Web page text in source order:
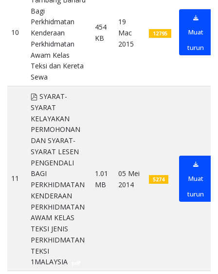
10
Bagi
Perkhidmatan
Kenderaan
Perkhidmatan
Awam Kelas
Teksi dan Kereta
Sewa
454
KB
19
Mac
2015
12795
Muat
turun
11
pdf
SYARAT-
SYARAT
KELAYAKAN
PERMOHONAN
DAN SYARAT-
SYARAT LESEN
PENGENDALI
BAGI
PERKHIDMATAN
KENDERAAN
PERKHIDMATAN
AWAM KELAS
TEKSI JENIS
PERKHIDMATAN
TEKSI
1MALAYSIA
1.01
MB
05 Mei
2014
5274
Muat
turun